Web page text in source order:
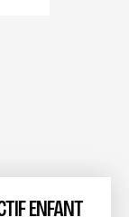
ENFANT